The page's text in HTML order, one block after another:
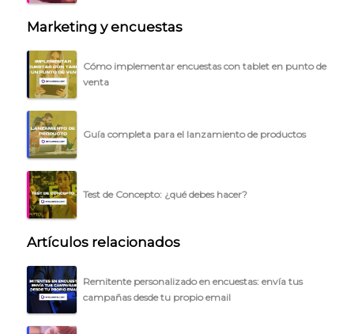
Marketing y encuestas
Cómo implementar encuestas con tablet en punto de
venta
Guía completa para el lanzamiento de productos
Test de Concepto: ¿qué debes hacer?
Artículos relacionados
Remitente personalizado en encuestas: envía tus
campañas desde tu propio email